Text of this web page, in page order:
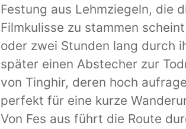
Festung aus Lehmziegeln, die
Filmkulisse zu stammen
oder zwei Stunden lang durch
später einen Abstecher zur
von Tinghir, deren hoch
perfekt für eine kurze
Von Fes aus führt die Route